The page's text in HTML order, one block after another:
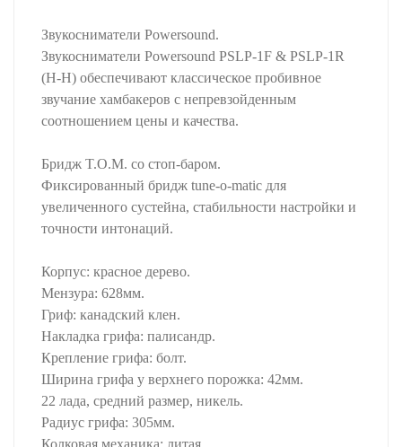
Звукосниматели Powersound.
Звукосниматели Powersound PSLP-1F & PSLP-1R
(H-H) обеспечивают классическое пробивное
звучание хамбакеров с непревзойденным
соотношением цены и качества.
Бридж T.O.M. со стоп-баром.
Фиксированный бридж tune-o-matic для
увеличенного сустейна, стабильности настройки и
точности интонаций.
Корпус: красное дерево.
Мензура: 628мм.
Гриф: канадский клен.
Накладка грифа: палисандр.
Крепление грифа: болт.
Ширина грифа у верхнего порожка: 42мм.
22 лада, средний размер, никель.
Радиус грифа: 305мм.
Колковая механика: литая.